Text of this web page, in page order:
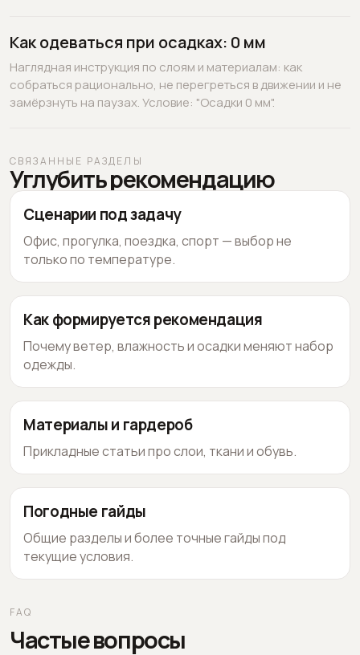
Как одеваться при осадках: 0 мм
Наглядная инструкция по слоям и материалам: как
собраться рационально, не перегреться в движении и не
замёрзнуть на паузах. Условие: "Осадки 0 мм".
СВЯЗАННЫЕ РАЗДЕЛЫ
Углубить рекомендацию
Сценарии под задачу
Офис, прогулка, поездка, спорт — выбор не
только по температуре.
Как формируется рекомендация
Почему ветер, влажность и осадки меняют набор
одежды.
Материалы и гардероб
Прикладные статьи про слои, ткани и обувь.
Погодные гайды
Общие разделы и более точные гайды под
текущие условия.
FAQ
Частые вопросы